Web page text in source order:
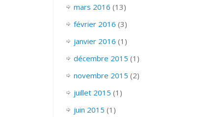
mars 2016 (13)
février 2016 (3)
janvier 2016 (1)
décembre 2015 (1)
novembre 2015 (2)
juillet 2015 (1)
juin 2015 (1)